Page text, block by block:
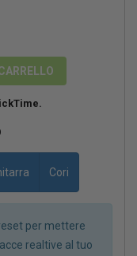
Cori
per mettere
realtive al tuo